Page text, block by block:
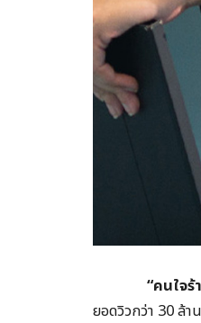
“คนใจร้
ยอดวิวกว่า 30 ล้า